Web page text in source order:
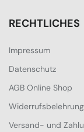
RECHTLICHES
Impressum
Datenschutz
AGB Online Shop
Widerrufsbelehrung
Versand- und